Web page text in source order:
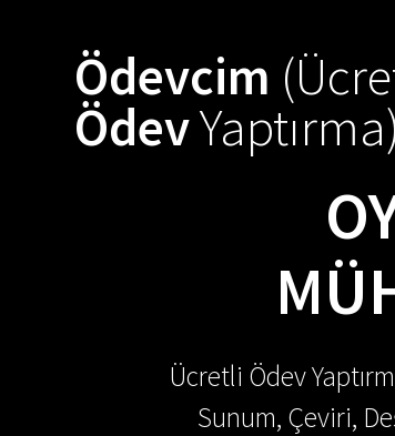
Ödevcim
Ödev
Ücretli Ödev
Sunum, Çeviri,